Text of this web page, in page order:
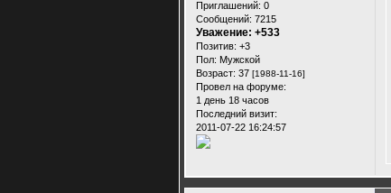
Приглашений: 0
Сообщений: 7215
Уважение: +533
Позитив: +3
Пол: Мужской
Возраст: 37 [1988-11-16]
Провел на форуме:
1 день 18 часов
Последний визит:
2011-07-22 16:24:57